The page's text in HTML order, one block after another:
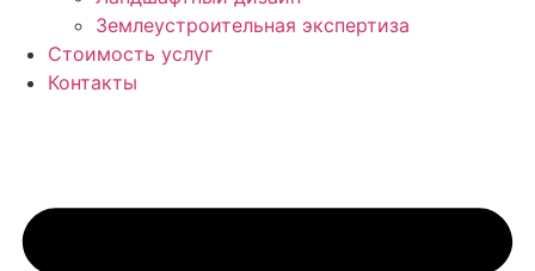
Землеустроительная экспертиза
Стоимость услуг
Контакты